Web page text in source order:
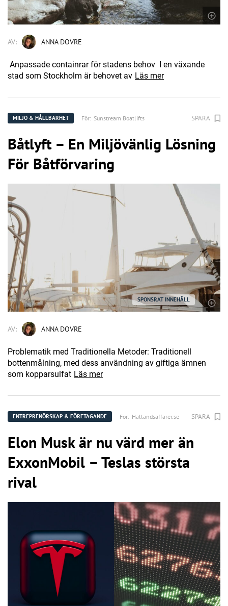
AV: ANNA DOVRE
Anpassade containrar för stadens behov I en växande
stad som Stockholm är behovet av Läs mer
MILJÖ & HÅLLBARHET För: Sunstream Boatlifts SPARA
Båtlyft – En Miljövänlig Lösning
För Båtförvaring
SPONSRAT INNEHÅLL
AV: ANNA DOVRE
Problematik med Traditionella Metoder: Traditionell
bottenmålning, med dess användning av giftiga ämnen
som kopparsulfat Läs mer
ENTREPRENÖRSKAP & FÖRETAGANDE För: Hallandsaffarer.se SPARA
Elon Musk är nu värd mer än
ExxonMobil – Teslas största
rival